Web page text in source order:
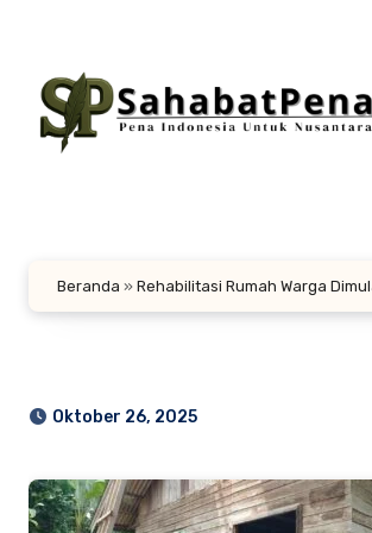
konten
Beranda » Rehabilitasi Rumah Warga
Oktober 26, 2025